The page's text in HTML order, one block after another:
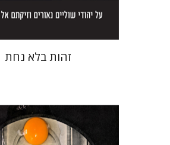
זהות בלא נחת